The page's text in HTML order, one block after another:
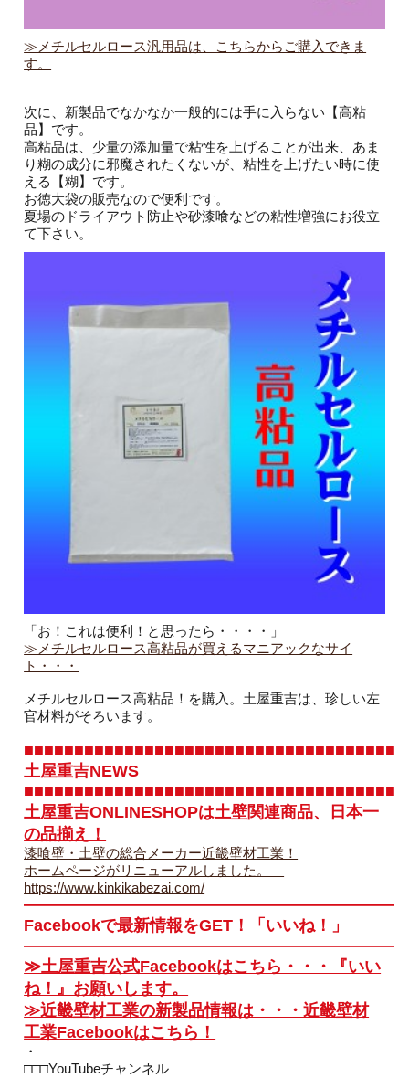
≫メチルセルロース汎用品は、こちらからご購入できま
す。
次に、新製品でなかなか一般的には手に入らない【高粘
品】です。
高粘品は、少量の添加量で粘性を上げることが出来、あま
り糊の成分に邪魔されたくないが、粘性を上げたい時に使
える【糊】です。
お徳大袋の販売なので便利です。
夏場のドライアウト防止や砂漆喰などの粘性増強にお役立
て下さい。
「お！これは便利！と思ったら・・・・」
≫メチルセルロース高粘品が買えるマニアックなサイ
ト・・・
メチルセルロース高粘品！を購入。土屋重吉は、珍しい左
官材料がそろいます。
土屋重吉NEWS
土屋重吉ONLINESHOPは土壁関連商品、日本一
の品揃え！
漆喰壁・土壁の総合メーカー近畿壁材工業！
ホームページがリニューアルしました。
https://www.kinkikabezai.com/
Facebookで最新情報をGET！「いいね！」
≫土屋重吉公式Facebookはこちら・・・『いい
ね！』お願いします。
≫近畿壁材工業の新製品情報は・・・近畿壁材
工業Facebookはこちら！
・
□□□YouTubeチャンネル